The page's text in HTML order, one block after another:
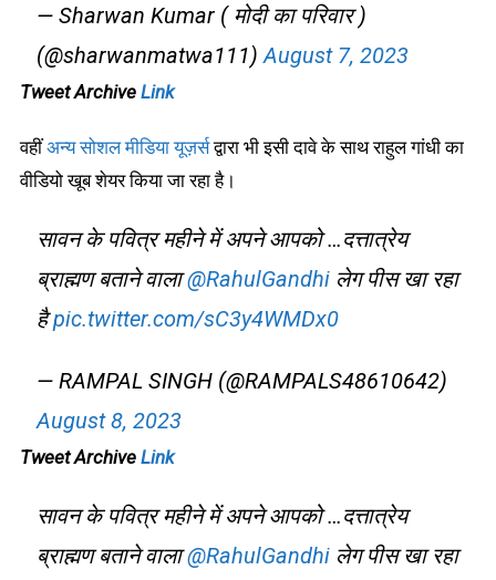
— Sharwan Kumar ( मोदी का परिवार )
(@sharwanmatwa111) August 7, 2023
Tweet Archive Link
वहींअन्य सोशल मीडिया यूज़र्सद्वारा भी इसी दावे के साथ राहुल गांधी का
वीडियो खूब शेयर किया जा रहा है।
सावन के पवित्र महीने में अपने आपको …दत्तात्रेय
ब्राह्मण बताने वाला@RahulGandhiलेग पीस खा रहा
हैpic.twitter.com/sC3y4WMDx0
— RAMPAL SINGH (@RAMPALS48610642)
August 8, 2023
Tweet Archive Link
सावन के पवित्र महीने में अपने आपको …दत्तात्रेय
ब्राह्मण बताने वाला@RahulGandhiलेग पीस खा रहा